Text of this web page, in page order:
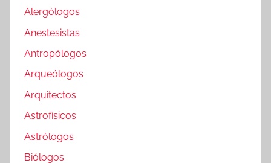
Alergólogos
Anestesistas
Antropólogos
Arqueólogos
Arquitectos
Astrofísicos
Astrólogos
Biólogos